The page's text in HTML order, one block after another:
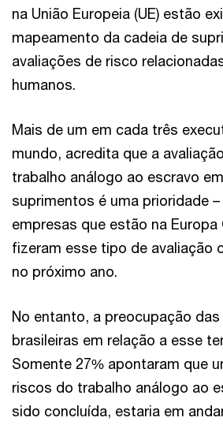
na União Europeia (UE) estão
mapeamento da cadeia de
avaliações de risco
humanos.
Mais de um em cada três
mundo, acredita que a
trabalho análogo ao escravo
suprimentos é uma prioridade
empresas que estão na Europa
fizeram esse tipo de avaliação
no próximo ano.
No entanto, a preocupação
brasileiras em relação a esse
Somente 27% apontaram que
riscos do trabalho análogo ao
sido concluída, estaria em